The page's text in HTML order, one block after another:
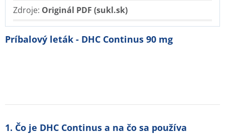
Zdroje: Originál PDF (sukl.sk)
Príbalový leták - DHC Continus 90 mg
1. Čo je DHC Continus a na čo sa používa